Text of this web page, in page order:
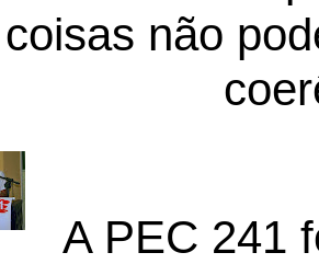
coisas não
A PEC 241